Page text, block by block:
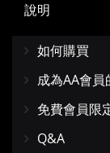
說明
如何購買
成為AA會員
免費會員限
Q&A